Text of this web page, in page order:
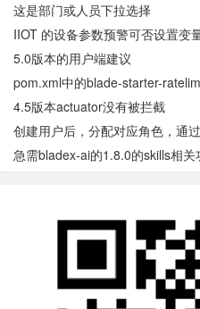
这是部门或人员下拉选择
IIOT 的设备参数预警可否设置变
5.0版本的用户端建议
pom.xml中的blade-starter-
4.5版本actuator没有被拦截